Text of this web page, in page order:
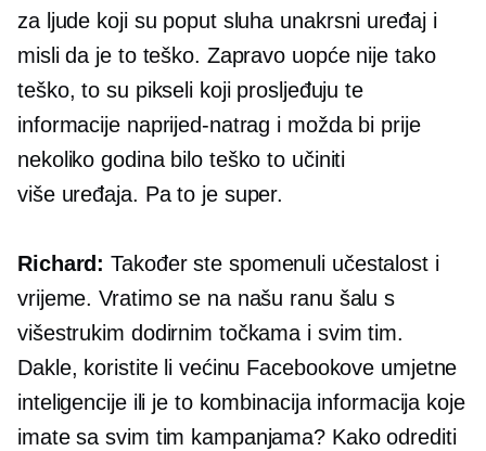
za ljude koji su poput sluha unakrsni uređaji
misli da je to teško. Zapravo uopće nije tako
teško, to su pikseli koji prosljeđuju te
informacije naprijed-natrag i možda bi prije
nekoliko godina bilo teško to učiniti
više uređaja. Pa to je super.
Richard: Također ste spomenuli učestalost i
vrijeme. Vratimo se na našu ranu šalu s
višestrukim dodirnim točkama i svim tim.
Dakle, koristite li većinu Facebookove umjetne
inteligencije ili je to kombinacija informacija koje
imate sa svim tim kampanjama? Kako odrediti